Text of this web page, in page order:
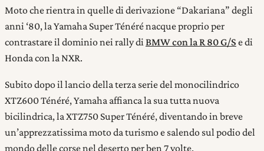
Moto che rientra in quelle di derivazione “Dakariana” degli
anni ‘80, la Yamaha Super Ténéré nacque proprio per
contrastare il dominio nei rally di BMW con la R 80 G/S e di
Honda con la NXR.
Subito dopo il lancio della terza serie del monocilindrico
XTZ600 Ténéré, Yamaha affianca la sua tutta nuova
bicilindrica, la XTZ750 Super Ténéré, diventando in breve
un’apprezzatissima moto da turismo e salendo sul podio del
mondo delle corse nel deserto per ben 7 volte.